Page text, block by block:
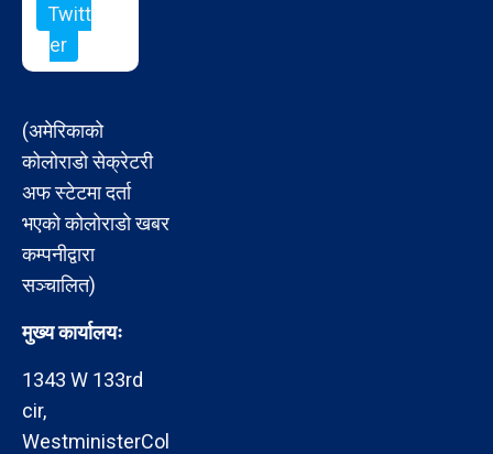
Twitt
er
(अमेरिकाको
कोलोराडो सेक्रेटरी
अफ स्टेटमा दर्ता
भएको कोलोराडो खबर
कम्पनीद्वारा
सञ्चालित)
मुख्य कार्यालयः
1343 W 133rd
cir,
WestministerCol